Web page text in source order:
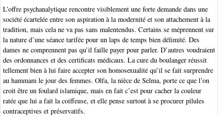
L’offre psychanalytique rencontre visiblement une forte demande dans une
société écartelée entre son aspiration à la modernité et son attachement à la
tradition, mais cela ne va pas sans malentendus. Certains se méprennent sur
la nature d’une séance tarifée pour un laps de temps bien délimité. Des
dames ne comprennent pas qu’il faille payer pour parler. D’autres voudraient
des ordonnances et des certificats médicaux. La cure du boulanger réussit
tellement bien à lui faire accepter son homosexualité qu’il se fait surprendre
au hammam le jour des femmes. Olfa, la nièce de Selma, porte ce que l’on
croit être un foulard islamique, mais en fait c’est pour cacher la couleur
ratée que lui a fait la coiffeuse, et elle pense surtout à se procurer pilules
contraceptives et préservatifs.